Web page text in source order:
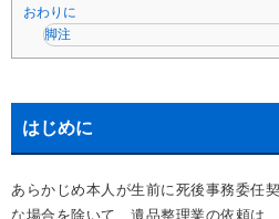
おわりに
脚注
はじめに
あらかじめ本人が生前に死後事務委任
な場合を除いて、遺品整理業の依頼は